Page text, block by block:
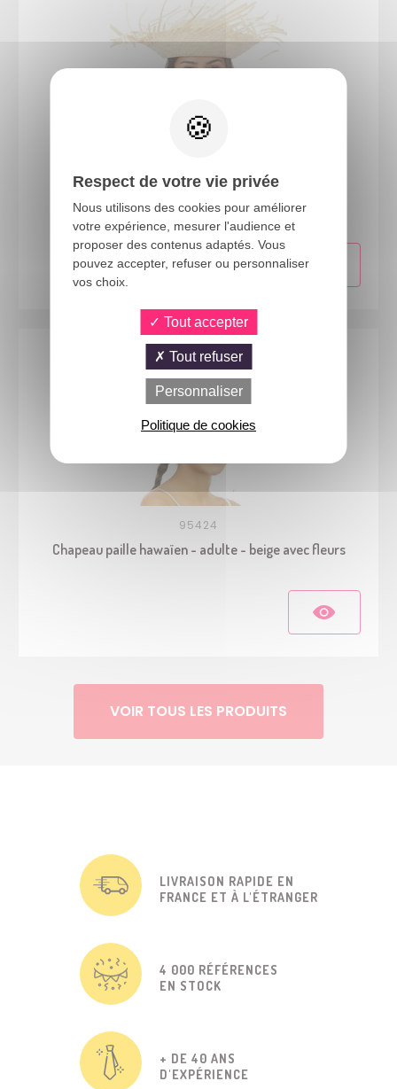
95422
Chapeau paille hawaïen - adulte - beige
95424
Chapeau paille hawaïen - adulte - beige avec fleurs
VOIR TOUS LES PRODUITS
LIVRAISON RAPIDE EN
FRANCE ET À L'ÉTRANGER
4 000 RÉFÉRENCES
EN STOCK
+ DE 40 ANS
D'EXPÉRIENCE
Respect de votre vie privée
Nous utilisons des cookies pour améliorer
votre expérience, mesurer l'audience et
proposer des contenus adaptés. Vous
pouvez accepter, refuser ou personnaliser
vos choix.
Tout accepter
Tout refuser
Personnaliser
Politique de cookies